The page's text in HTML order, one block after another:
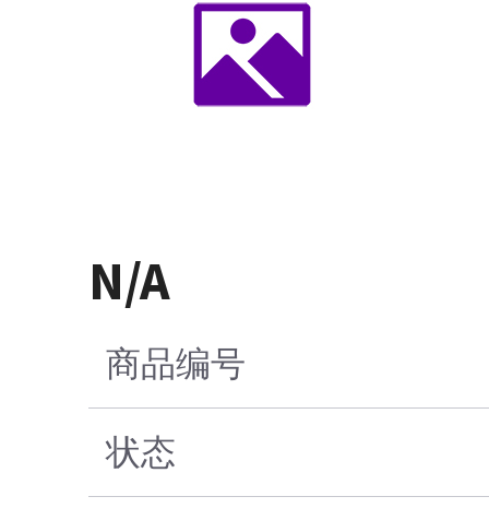
N/A
商品编号
状态